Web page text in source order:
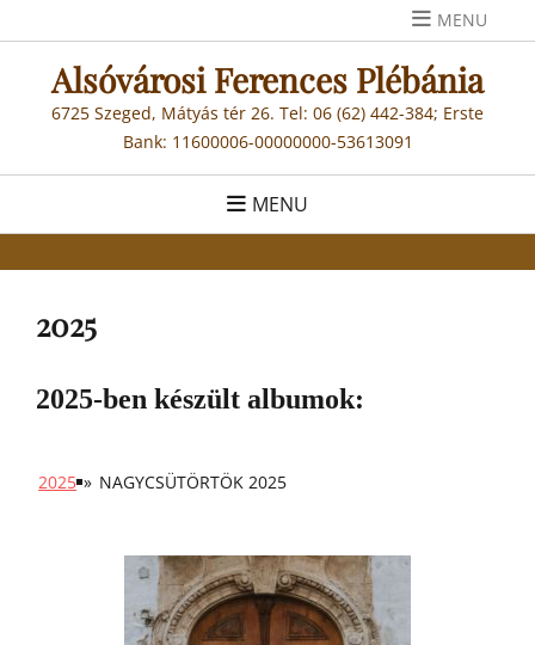
to
content
MENU
Alsóvárosi Ferences Plébánia
6725 Szeged, Mátyás tér 26. Tel: 06 (62) 442-384; Erste
Bank: 11600006-00000000-53613091
MENU
2025
2025-ben készült albumok:
2025 » NAGYCSÜTÖRTÖK 2025